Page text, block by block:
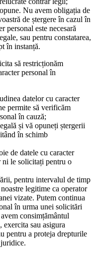
Nu avem obligația de
de ștergere în cazul în
personal este necesară
sau pentru constatarea,
în instanță.
să restricționăm
personal în
datelor cu caracter
permite să verificăm
în cauză;
și vă opuneți ștergerii
în schimb
de datele cu caracter
ni le solicitați pentru o
pentru intervalul de timp
legitime ca operator
vizate. Putem continua
în urma unei solicitări
consimțământul
exercita sau asigura
pentru a proteja drepturile